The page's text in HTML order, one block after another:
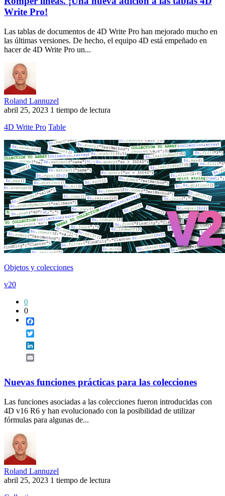
Write Pro!
Las tablas de documentos de 4D Write Pro han mejorado mucho en
las últimas versiones. De hecho, el equipo 4D está empeñado en
hacer de 4D Write Pro un...
Roland Lannuzel
abril 25, 2023 1 tiempo de lectura
4D Write Pro Table
Objetos y colecciones
v20
0
0
Nuevas funciones prácticas para las colecciones
Las funciones asociadas a las colecciones fueron introducidas con
4D v16 R6 y han evolucionado con la posibilidad de utilizar
fórmulas para algunas de...
Roland Lannuzel
abril 25, 2023 1 tiempo de lectura